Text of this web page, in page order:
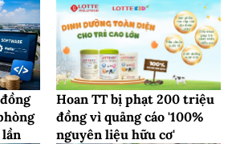
Hoan TT bị phạt 200 triệu
đồng vì quảng cáo '100%
nguyên liệu hữu cơ'